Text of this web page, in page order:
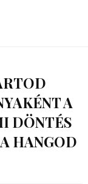
A
DÖNTÉS
HANGOD